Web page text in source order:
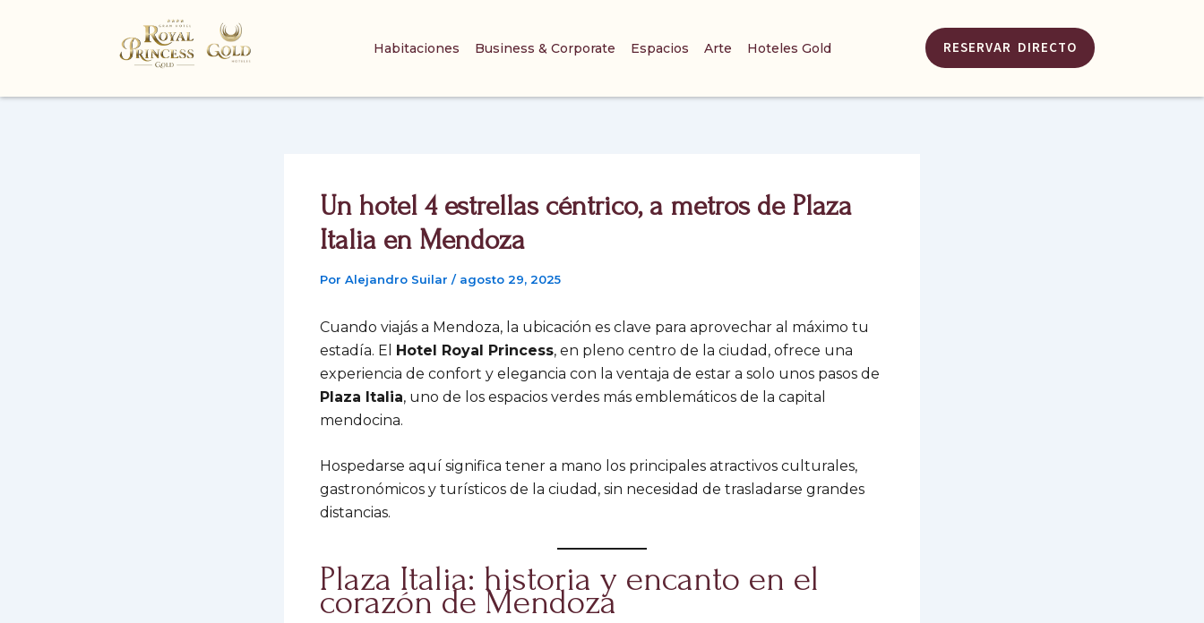
Habitaciones Business & Corporate Espacios Arte Hoteles Gold RESERVAR DIRECTO
Un hotel 4 estrellas céntrico, a metros de Plaza
Italia en Mendoza
Por Alejandro Suilar / agosto 29, 2025
Cuando viajás a Mendoza, la ubicación es clave para aprovechar al máximo tu
estadía. El Hotel Royal Princess, en pleno centro de la ciudad, ofrece una
experiencia de confort y elegancia con la ventaja de estar a solo unos pasos de
Plaza Italia, uno de los espacios verdes más emblemáticos de la capital
mendocina.
Hospedarse aquí significa tener a mano los principales atractivos culturales,
gastronómicos y turísticos de la ciudad, sin necesidad de trasladarse grandes
distancias.
Plaza Italia: historia y encanto en el
corazón de Mendoza